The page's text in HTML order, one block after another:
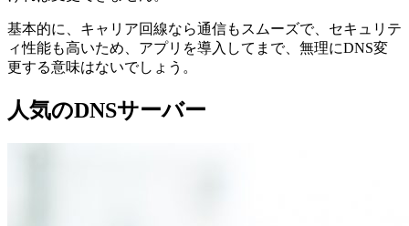
基本的に、キャリア回線なら通信もスムーズで、セキュリテ
ィ性能も高いため、アプリを導入してまで、無理にDNS変
更する意味はないでしょう。
人気のDNSサーバー